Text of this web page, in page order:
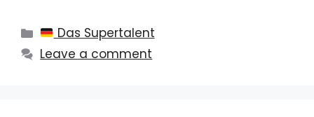
Categories
Das Supertalent
Leave a comment